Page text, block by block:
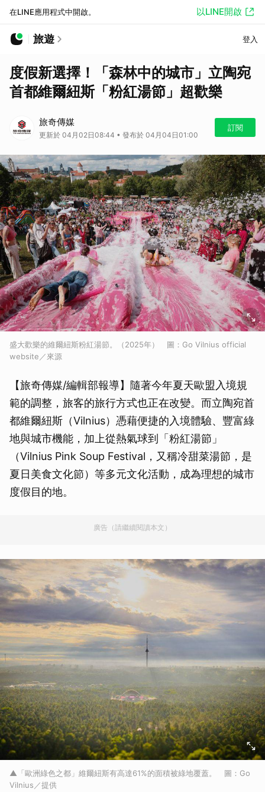
在LINE應用程式中開啟。 以LINE開啟
旅遊 登入
度假新選擇！「森林中的城市」立陶宛
首都維爾紐斯「粉紅湯節」超歡樂
旅奇傳媒
更新於 04月02日08:44 • 發布於 04月04日01:00
訂閱
盛大歡樂的維爾紐斯粉紅湯節。（2025年） 圖：Go Vilnius official
website／來源
【旅奇傳媒/編輯部報導】隨著今年夏天歐盟入境規
範的調整，旅客的旅行方式也正在改變。而立陶宛首
都維爾紐斯（Vilnius）憑藉便捷的入境體驗、豐富綠
地與城市機能，加上從熱氣球到「粉紅湯節」
（Vilnius Pink Soup Festival，又稱冷甜菜湯節，是
夏日美食文化節）等多元文化活動，成為理想的城市
度假目的地。
廣告（請繼續閱讀本文）
▲「歐洲綠色之都」維爾紐斯有高達61%的面積被綠地覆蓋。 圖：Go
Vilnius／提供